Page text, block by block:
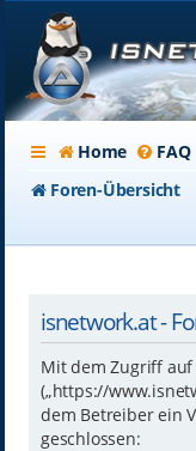
Home FAQ
Foren-Übersicht
isnetwork.at -
Mit dem Zugriff auf
(„https://
dem Betreiber ein
geschlossen: